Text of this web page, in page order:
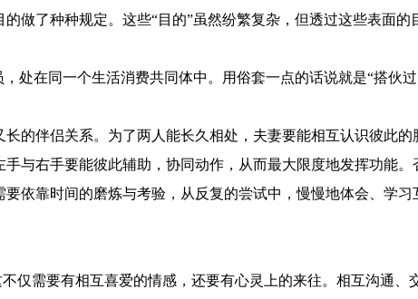
做了种种规定。这些“目的”虽然纷繁复杂，但透过这些表面
处在同一个生活消费共同体中。用俗套一点的话说就是“搭伙
的伴侣关系。为了两人能长久相处，夫妻要能相互认识彼此
与右手要能彼此辅助，协同动作，从而最大限度地发挥功能。
依靠时间的磨炼与考验，从反复的尝试中，慢慢地体会、学
仅需要有相互喜爱的情感，还要有心灵上的来往。相互沟通